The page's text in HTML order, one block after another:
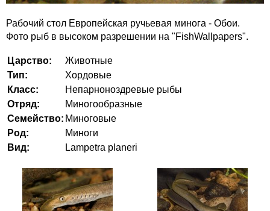
Рабочий стол Европейская ручьевая минога - Обои.
Фото рыб в высоком разрешении на "FishWallpapers".
Царство:
Животные
Тип:
Хордовые
Класс:
Непарноноздревые рыбы
Отряд:
Миногообразные
Семейство: Миноговые
Род:
Миноги
Вид:
Lampetra planeri